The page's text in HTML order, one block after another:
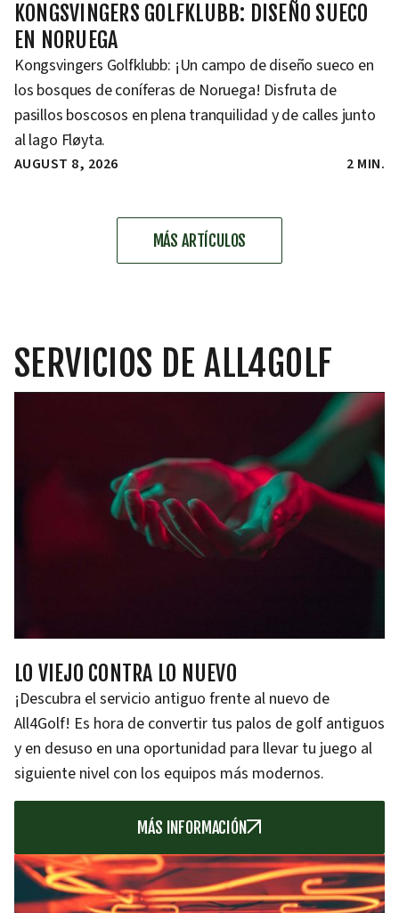
KONGSVINGERS GOLFKLUBB: DISEÑO SUECO
EN NORUEGA
Kongsvingers Golfklubb: ¡Un campo de diseño sueco en
los bosques de coníferas de Noruega! Disfruta de
pasillos boscosos en plena tranquilidad y de calles junto
al lago Fløyta.
AUGUST 8, 2026 2 MIN.
MÁS ARTÍCULOS
SERVICIOS DE ALL4GOLF
LO VIEJO CONTRA LO NUEVO
¡Descubra el servicio antiguo frente al nuevo de
All4Golf! Es hora de convertir tus palos de golf antiguos
y en desuso en una oportunidad para llevar tu juego al
siguiente nivel con los equipos más modernos.
MÁS INFORMACIÓN